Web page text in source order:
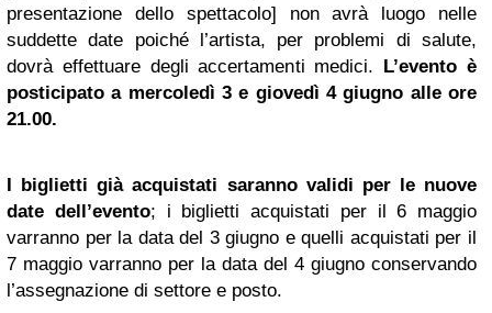
presentazione dello spettacolo] non avrà luogo nelle
suddette date poiché l’artista, per problemi di salute,
dovrà effettuare degli accertamenti medici. L’evento è
posticipato a mercoledì 3 e giovedì 4 giugno alle ore
21.00.
I biglietti già acquistati saranno validi per le nuove
date dell’evento; i biglietti acquistati per il 6 maggio
varranno per la data del 3 giugno e quelli acquistati per il
7 maggio varranno per la data del 4 giugno conservando
l’assegnazione di settore e posto.